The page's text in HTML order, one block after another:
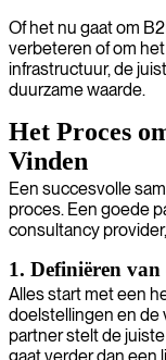
Of het nu gaat om
verbeteren of om
infrastructuur, de
duurzame waarde.
Het Proces
Vinden
Een succesvolle
proces. Een goede
consultancy
1. Definiëren van
Alles start met een
doelstellingen en de
partner stelt de
gaat verder dan een